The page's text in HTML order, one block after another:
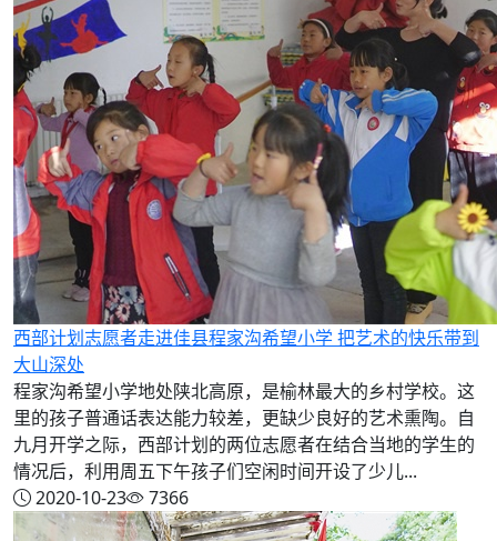
西部计划志愿者走进佳县程家沟希望小学 把艺术的快乐带到
大山深处
程家沟希望小学地处陕北高原，是榆林最大的乡村学校。这
里的孩子普通话表达能力较差，更缺少良好的艺术熏陶。自
九月开学之际，西部计划的两位志愿者在结合当地的学生的
情况后，利用周五下午孩子们空闲时间开设了少儿...
2020-10-23
7366